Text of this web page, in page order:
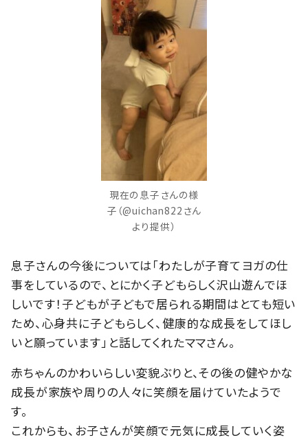
現在の息子さんの様
子（@uichan822さん
より提供）
息子さんの今後については「わたしが子育てヨガの仕
事をしているので、とにかく子どもらしく沢山遊んでほ
しいです！子どもが子どもで居られる期間はとても短い
ため、心身共に子どもらしく、健康的な成長をしてほし
いと願っています」と話してくれたママさん。
赤ちゃんのかわいらしい変貌ぶりと、その後の健やかな
成長が家族や周りの人々に笑顔を届けていたようで
す。
これからも、お子さんが笑顔で元気に成長していく姿